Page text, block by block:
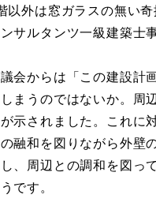
以外は窓ガラスの無い
サルタンツ一級建築士
議会からは「この建設
まうのではないか。周
示されました。これに
融和を図りながら外壁
、周辺との調和を図っ
です。